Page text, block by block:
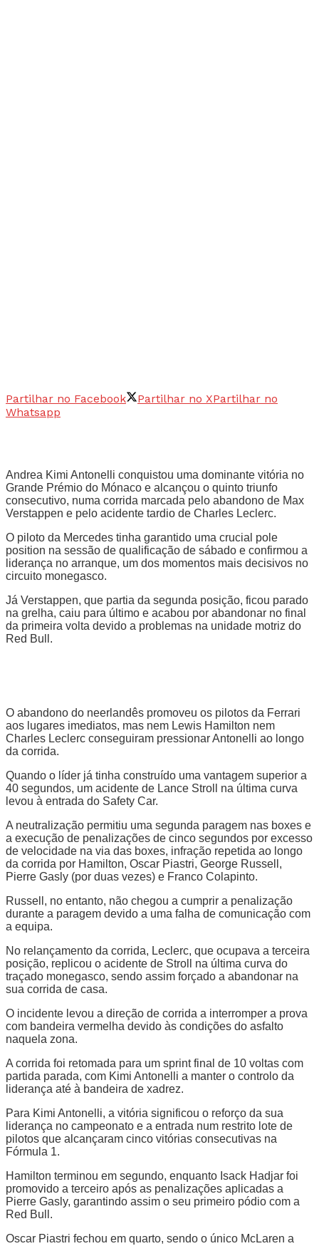
Partilhar no Facebook Partilhar no XPartilhar no
Whatsapp
Andrea Kimi Antonelli conquistou uma dominante vitória no
Grande Prémio do Mónaco e alcançou o quinto triunfo
consecutivo, numa corrida marcada pelo abandono de Max
Verstappen e pelo acidente tardio de Charles Leclerc.
O piloto da Mercedes tinha garantido uma crucial pole
position na sessão de qualificação de sábado e confirmou a
liderança no arranque, um dos momentos mais decisivos no
circuito monegasco.
Já Verstappen, que partia da segunda posição, ficou parado
na grelha, caiu para último e acabou por abandonar no final
da primeira volta devido a problemas na unidade motriz do
Red Bull.
O abandono do neerlandês promoveu os pilotos da Ferrari
aos lugares imediatos, mas nem Lewis Hamilton nem
Charles Leclerc conseguiram pressionar Antonelli ao longo
da corrida.
Quando o líder já tinha construído uma vantagem superior a
40 segundos, um acidente de Lance Stroll na última curva
levou à entrada do Safety Car.
A neutralização permitiu uma segunda paragem nas boxes e
a execução de penalizações de cinco segundos por excesso
de velocidade na via das boxes, infração repetida ao longo
da corrida por Hamilton, Oscar Piastri, George Russell,
Pierre Gasly (por duas vezes) e Franco Colapinto.
Russell, no entanto, não chegou a cumprir a penalização
durante a paragem devido a uma falha de comunicação com
a equipa.
No relançamento da corrida, Leclerc, que ocupava a terceira
posição, replicou o acidente de Stroll na última curva do
traçado monegasco, sendo assim forçado a abandonar na
sua corrida de casa.
O incidente levou a direção de corrida a interromper a prova
com bandeira vermelha devido às condições do asfalto
naquela zona.
A corrida foi retomada para um sprint final de 10 voltas com
partida parada, com Kimi Antonelli a manter o controlo da
liderança até à bandeira de xadrez.
Para Kimi Antonelli, a vitória significou o reforço da sua
liderança no campeonato e a entrada num restrito lote de
pilotos que alcançaram cinco vitórias consecutivas na
Fórmula 1.
Hamilton terminou em segundo, enquanto Isack Hadjar foi
promovido a terceiro após as penalizações aplicadas a
Pierre Gasly, garantindo assim o seu primeiro pódio com a
Red Bull.
Oscar Piastri fechou em quarto, sendo o único McLaren a